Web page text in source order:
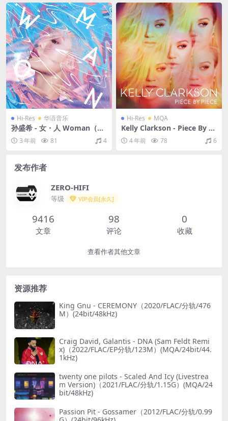
Hi-Res 华语音乐
孙盛希 - 女・人 Woman（20
18/FLAC/分轨/455M）(24bi
t/48kHz)
3 年前 81 4
Hi-Res MQA
Kelly Clarkson - Piece By Pi
ece (Deluxe Version)（201
5/FLAC/分轨/803M）（MQ
4 年前 78 6
发布作者
ZERO-HIFI
等级 VIP会员[永久]
9416
文章
98
评论
0
收藏
查看作者其他文章
资源推荐
King Gnu - CEREMONY（2020/FLAC/分轨/476
M）(24bit/48kHz)
Craig David, Galantis - DNA (Sam Feldt Remi
x)（2022/FLAC/EP分轨/123M）(MQA/24bit/44.
1kHz)
twenty one pilots - Scaled And Icy (Livestrea
m Version)（2021/FLAC/分轨/1.15G）(MQA/24
bit/48kHz)
Passion Pit - Gossamer（2012/FLAC/分轨/0.99